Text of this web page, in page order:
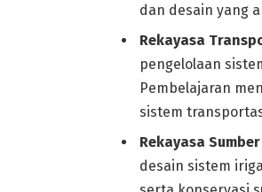
dan desain yang
Rekayasa
pengelolaan
Pembelajaran
sistem
Rekayasa
desain sistem